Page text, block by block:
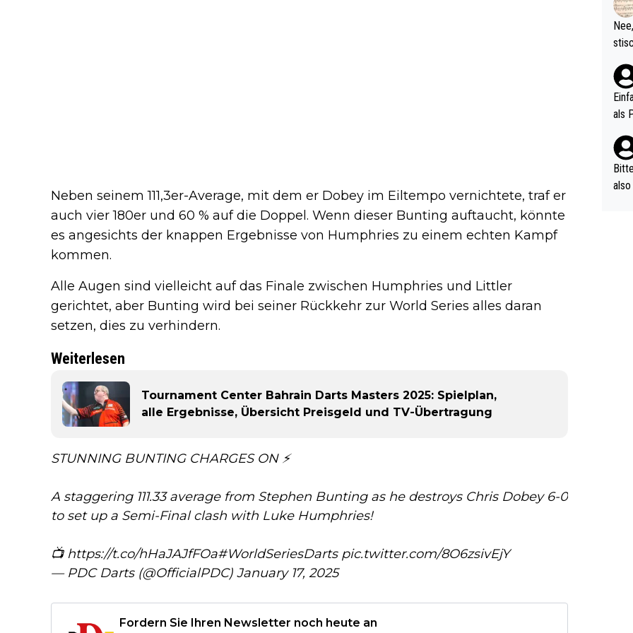
Neben seinem 111,3er-Average, mit dem er Dobey im Eiltempo vernichtete, traf er
auch vier 180er und 60 % auf die Doppel. Wenn dieser Bunting auftaucht, könnte
es angesichts der knappen Ergebnisse von Humphries zu einem echten Kampf
kommen.
Alle Augen sind vielleicht auf das Finale zwischen Humphries und Littler
gerichtet, aber Bunting wird bei seiner Rückkehr zur World Series alles daran
setzen, dies zu verhindern.
Weiterlesen
Tournament Center Bahrain Darts Masters 2025: Spielplan,
alle Ergebnisse, Übersicht Preisgeld und TV-Übertragung
STUNNING BUNTING CHARGES ON ⚡️
A staggering 111.33 average from Stephen Bunting as he destroys Chris Dobey 6-0
to set up a Semi-Final clash with Luke Humphries!
📺 https://t.co/hHaJAJfFOa#WorldSeriesDarts pic.twitter.com/8O6zsivEjY
— PDC Darts (@OfficialPDC) January 17, 2025
Fordern Sie Ihren Newsletter noch heute an
(in
als
nes
ttler
vV
als